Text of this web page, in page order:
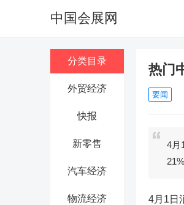
中国会展网
分类目录
外贸经济
快报
新零售
汽车经济
物流经济
热门
要闻
4月
4月1日